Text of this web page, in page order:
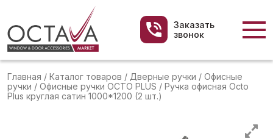
Заказать
звонок
Главная / Каталог товаров / Дверные ручки / Офисные
ручки / Офисные ручки OCTO PLUS / Ручка офисная Octo
Plus круглая сатин 1000*1200 (2 шт.)